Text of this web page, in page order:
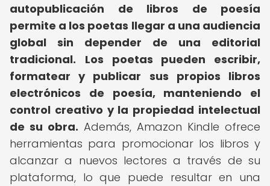
autopublicación de libros de poesía
permite a los poetas llegar a una audiencia
global sin depender de una editorial
tradicional.
Los poetas pueden escribir,
formatear y publicar sus propios libros
electrónicos de poesía, manteniendo el
control creativo y la propiedad intelectual
de su obra. Además, Amazon Kindle ofrece
herramientas para promocionar los libros y
alcanzar a nuevos lectores a través de su
plataforma, lo que puede resultar en una